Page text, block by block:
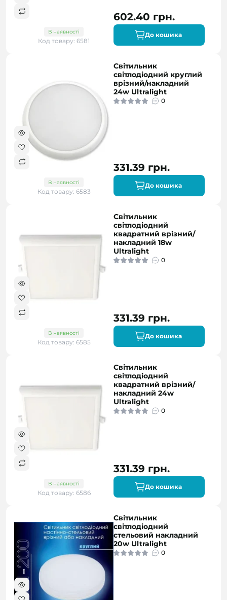
В наявності
Код товару: 6581
602.40 грн.
До кошика
В наявності
Код товару: 6583
Світильник
світлодіодний круглий
врізний/накладний
24w Ultralight
0
331.39 грн.
До кошика
В наявності
Код товару: 6585
Світильник
світлодіодний
квадратний врізний/
накладний 18w
Ultralight
0
331.39 грн.
До кошика
В наявності
Код товару: 6586
Світильник
світлодіодний
квадратний врізний/
накладний 24w
Ultralight
0
331.39 грн.
До кошика
Світильник
світлодіодний
стельовий накладний
20w Ultralight
0